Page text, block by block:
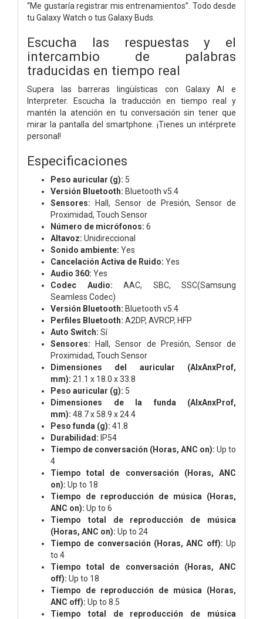
“Me gustaría registrar mis entrenamientos”. Todo desde
tu Galaxy Watch o tus Galaxy Buds.
Escucha las respuestas y el
intercambio de palabras
traducidas en tiempo real
Supera las barreras lingüísticas con Galaxy AI e
Interpreter. Escucha la traducción en tiempo real y
mantén la atención en tu conversación sin tener que
mirar la pantalla del smartphone. ¡Tienes un intérprete
personal!
Especificaciones
Peso auricular (g): 5
Versión Bluetooth: Bluetooth v5.4
Sensores:
Hall, Sensor de Presión, Sensor de
Proximidad, Touch Sensor
Número de micrófonos: 6
Altavoz: Unidireccional
Sonido ambiente: Yes
Cancelación Activa de Ruido: Yes
Audio 360: Yes
Codec Audio:
AAC, SBC, SSC(Samsung
Seamless Codec)
Versión Bluetooth: Bluetooth v5.4
Perfiles Bluetooth: A2DP, AVRCP, HFP
Auto Switch: Sí
Sensores:
Hall, Sensor de Presión, Sensor de
Proximidad, Touch Sensor
Dimensiones del auricular (AlxAnxProf,
mm): 21.1 x 18.0 x 33.8
Peso auricular (g): 5
Dimensiones de la funda (AlxAnxProf,
mm): 48.7 x 58.9 x 24.4
Peso funda (g): 41.8
Durabilidad: IP54
Tiempo de conversación (Horas, ANC on): Up to
4
Tiempo total de conversación (Horas, ANC
on): Up to 18
Tiempo de reproducción de música (Horas,
ANC on): Up to 6
Tiempo total de reproducción de música
(Horas, ANC on): Up to 24
Tiempo de conversación (Horas, ANC off): Up
to 4
Tiempo total de conversación (Horas, ANC
off): Up to 18
Tiempo de reproducción de música (Horas,
ANC off): Up to 8.5
Tiempo total de reproducción de música